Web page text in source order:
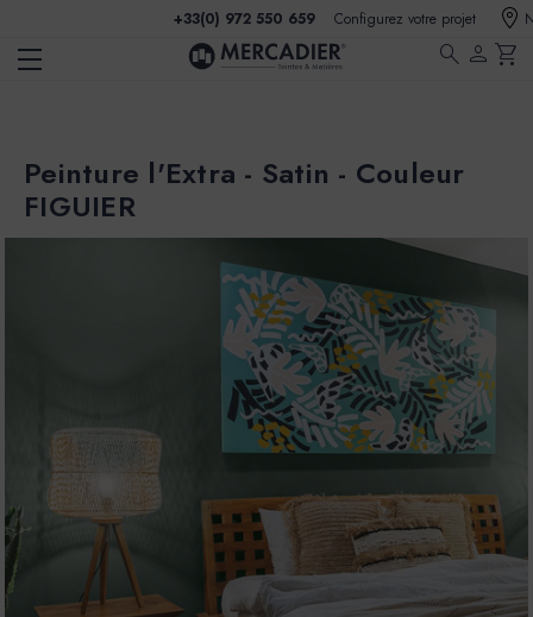
+33(0) 972 550 659 Configurez votre projet
search person shopping_cart
Peinture l'Extra - Satin - Couleur
FIGUIER